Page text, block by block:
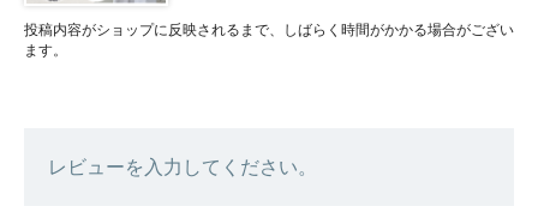
投稿内容がショップに反映されるまで、しばらく時間がかかる場合がござい
ます。
レビューを入力してください。